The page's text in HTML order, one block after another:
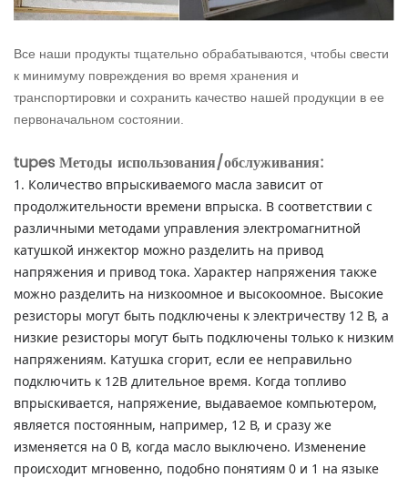
Все наши продукты тщательно обрабатываются, чтобы свести
к минимуму повреждения во время хранения и
транспортировки и сохранить качество нашей продукции в ее
первоначальном состоянии.
tupes Методы использования/обслуживания:
1. Количество впрыскиваемого масла зависит от
продолжительности времени впрыска. В соответствии с
различными методами управления электромагнитной
катушкой инжектор можно разделить на привод
напряжения и привод тока. Характер напряжения также
можно разделить на низкоомное и высокоомное. Высокие
резисторы могут быть подключены к электричеству 12 В, а
низкие резисторы могут быть подключены только к низким
напряжениям. Катушка сгорит, если ее неправильно
подключить к 12В длительное время. Когда топливо
впрыскивается, напряжение, выдаваемое компьютером,
является постоянным, например, 12 В, и сразу же
изменяется на 0 В, когда масло выключено. Изменение
происходит мгновенно, подобно понятиям 0 и 1 на языке